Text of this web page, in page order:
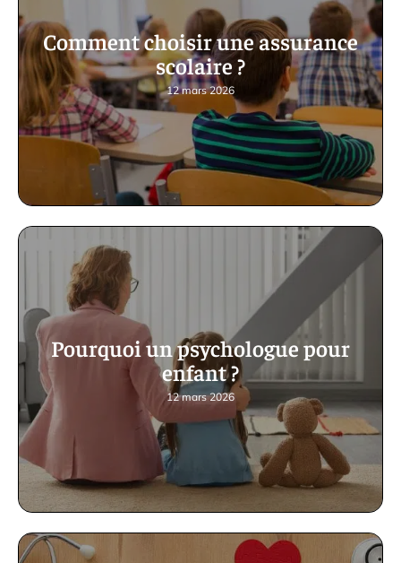
Comment choisir une assurance
scolaire ?
12 mars 2026
Pourquoi un psychologue pour
enfant ?
12 mars 2026